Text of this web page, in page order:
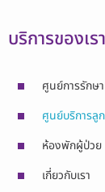
บริการของเรา
ศูนย์การรักษา
ศูนย์บริการลู
ห้องพักผู้ป่วย
เกี่ยวกับเรา